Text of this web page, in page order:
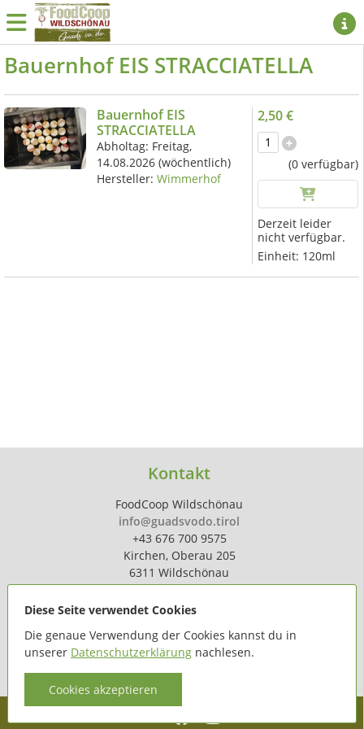
Bauernhof EIS STRACCIATELLA
Bauernhof EIS
STRACCIATELLA
Abholtag: Freitag,
14.08.2026(wöchentlich)
Hersteller: Wimmerhof
2,50 €
(0 verfügbar)
Derzeit leider
nicht verfügbar.
Einheit: 120ml
Kontakt
FoodCoop Wildschönau
info@guadsvodo.tirol
+43 676 700 9575
Kirchen, Oberau 205
6311 Wildschönau
powered byhoferdigital.at
Diese Seite verwendet Cookies
Die genaue Verwendung der Cookies kannst du in
unserer Datenschutzerklärungnachlesen.
Cookies akzeptieren